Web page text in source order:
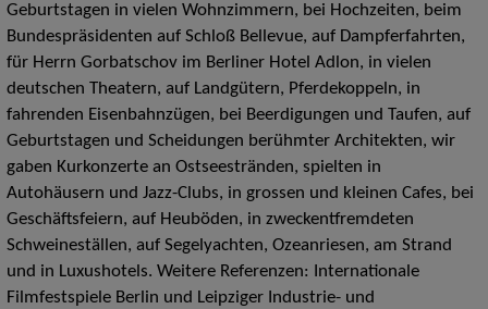
Geburtstagen in vielen Wohnzimmern, bei Hochzeiten, beim
Bundespräsidenten auf Schloß Bellevue, auf Dampferfahrten,
für Herrn Gorbatschov im Berliner Hotel Adlon, in vielen
deutschen Theatern, auf Landgütern, Pferdekoppeln, in
fahrenden Eisenbahnzügen, bei Beerdigungen und Taufen, auf
Geburtstagen und Scheidungen berühmter Architekten, wir
gaben Kurkonzerte an Ostseestränden, spielten in
Autohäusern und Jazz-Clubs, in grossen und kleinen Cafes, bei
Geschäftsfeiern, auf Heuböden, in zweckentfremdeten
Schweineställen, auf Segelyachten, Ozeanriesen, am Strand
und in Luxushotels. Weitere Referenzen: Internationale
Filmfestspiele Berlin und Leipziger Industrie- und